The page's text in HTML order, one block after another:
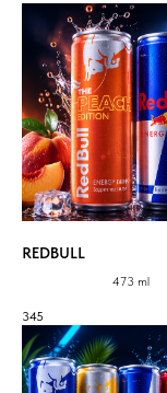
REDBULL
473 ml
345